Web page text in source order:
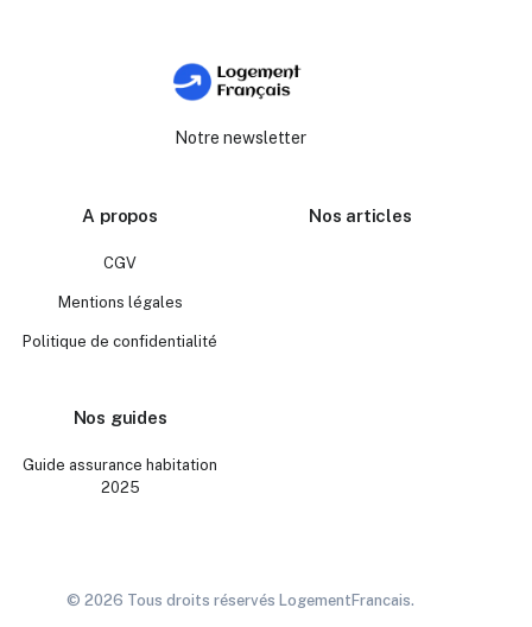
Notre newsletter
A propos
CGV
Mentions légales
Politique de confidentialité
Nos articles
Nos guides
Guide assurance habitation
2025
© 2026 Tous droits réservés LogementFrancais.